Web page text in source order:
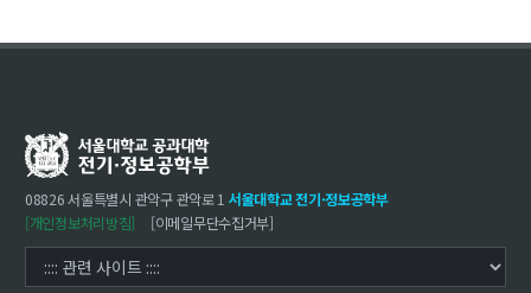
30주년
회고록
학부 비전
행사 사진
학부장 감사 인사
08826 서울특별시 관악구 관악로 1 서울대학교 전기·정보공학부
[개인정보처리방침]
[이메일무단수집거부]